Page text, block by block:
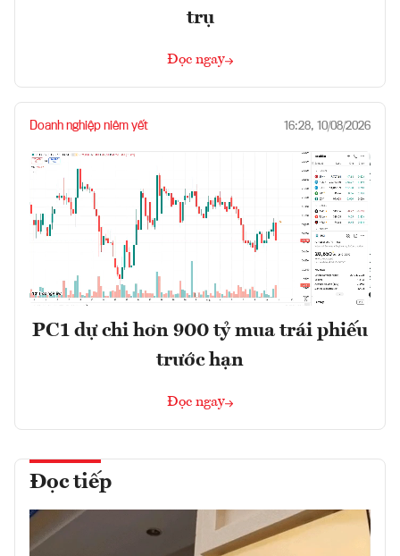
trụ
Đọc ngay
Doanh nghiệp niêm yết 16:28, 10/08/2026
PC1 dự chi hơn 900 tỷ mua trái phiếu
trước hạn
Đọc ngay
Đọc tiếp